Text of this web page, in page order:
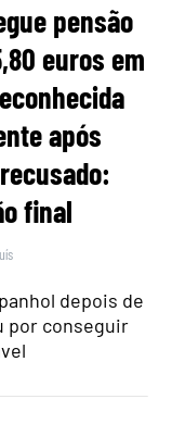
pensão
euros em
após
final
depois de
por conseguir